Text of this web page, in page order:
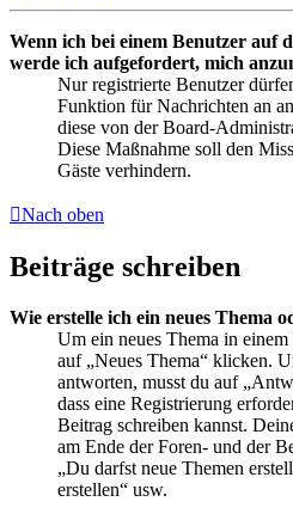
Wenn ich bei einem Benutzer auf
werde ich aufgefordert, mich
Nur registrierte Benutzer
Funktion für Nachrichten an
diese von der Board-
Diese Maßnahme soll den
Gäste verhindern.
Nach oben
Beiträge schreiben
Wie erstelle ich ein neues Thema
Um ein neues Thema in
auf „Neues Thema“ klicken.
antworten, musst du auf
dass eine Registrierung
Beitrag schreiben kannst.
am Ende der Foren- und der
„Du darfst neue Themen
erstellen“ usw.